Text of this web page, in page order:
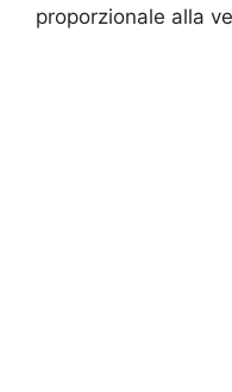
proporzionale alla